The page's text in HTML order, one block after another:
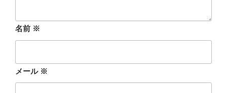
名前 ※
メール ※